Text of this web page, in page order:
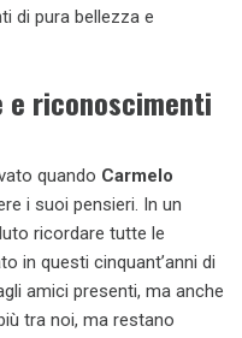
di pura bellezza e
e riconoscimenti
quando Carmelo
i suoi pensieri. In un
ricordare tutte le
in questi cinquant’anni di
amici presenti, ma anche
tra noi, ma restano